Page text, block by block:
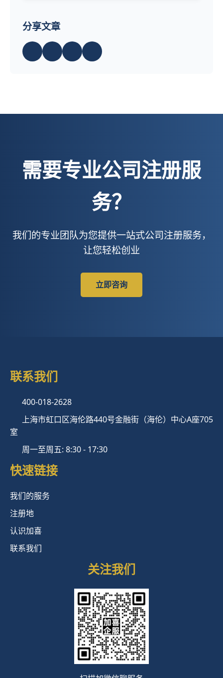
分享文章
需要专业公司注册服
务？
我们的专业团队为您提供一站式公司注册服务，
让您轻松创业
立即咨询
联系我们
400-018-2628
上海市虹口区海伦路440号金融街（海伦）中心A座705
室
周一至周五: 8:30 - 17:30
快速链接
我们的服务
注册地
认识加喜
联系我们
关注我们